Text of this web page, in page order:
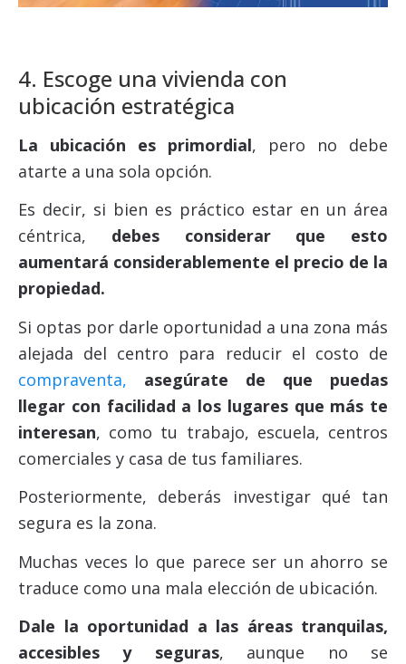
4. Escoge una vivienda con
ubicación estratégica
La ubicación es primordial, pero no debe
atarte a una sola opción.
Es decir, si bien es práctico estar en un área
céntrica, debes considerar que esto
aumentará considerablemente el precio de la
propiedad.
Si optas por darle oportunidad a una zona más
alejada del centro para reducir el costo de
compraventa,
asegúrate de que puedas
llegar con facilidad a los lugares que más te
interesan, como tu trabajo, escuela, centros
comerciales y casa de tus familiares.
Posteriormente, deberás investigar qué tan
segura es la zona.
Muchas veces lo que parece ser un ahorro se
traduce como una mala elección de ubicación.
Dale la oportunidad a las áreas tranquilas,
accesibles y seguras, aunque no se